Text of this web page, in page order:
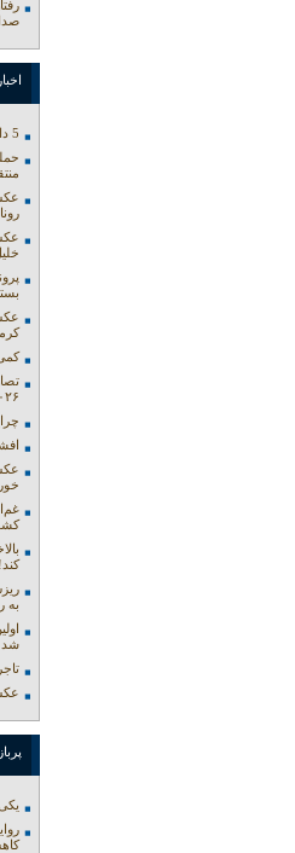
5 داور بوشهری مجوز لیگ برتر گرفتند
کند!
به
شد